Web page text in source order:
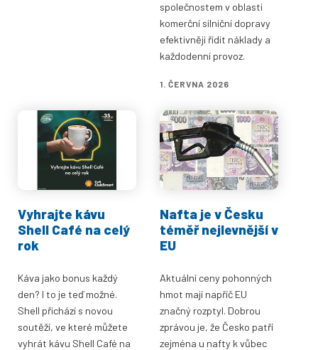
společnostem v oblasti
komerční silniční dopravy
efektivněji řídit náklady a
každodenní provoz.
1. ČERVNA 2026
Vyhrajte kávu
Shell Café na celý
rok
Káva jako bonus každý
den? I to je teď možné.
Shell přichází s novou
soutěží, ve které můžete
vyhrát kávu Shell Café na
Nafta je v Česku
téměř nejlevnější v
EU
Aktuální ceny pohonných
hmot mají napříč EU
značný rozptyl. Dobrou
zprávou je, že Česko patří
zejména u nafty k vůbec